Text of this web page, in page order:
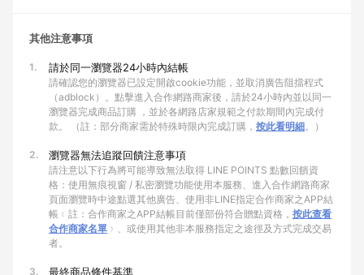
其他注意事項
1. 請於同一瀏覽器24小時內結帳
請確認您的瀏覽器已設定開啟cookie功能，並取消廣告阻擋程式
（adblock）。點擊進入合作網路商家後，請於24小時內並以同一
瀏覽器完成商品訂購 ，並於各網路店家規範之付款期間內完成付
款。 （註：部分商家需於特殊時限內完成訂購， 按此看明細。）
2. 瀏覽器無法追蹤回饋注意事項
請注意以下行為將可能導致無法取得 LINE POINTS 點數回饋資
格：使用無痕視窗 / 私密瀏覽功能使用本服務、進入合作網路商家
頁面瀏覽時中途點選其他廣告、使用非LINE指定合作商家之APP結
帳﹙註：合作商家之APP結帳目前僅部份符合贈點資格， 按此查看
合作商家名單 ﹚、或使用其他非本服務指定之途徑及方式完成交易
者。
3. 最終商品條件基準